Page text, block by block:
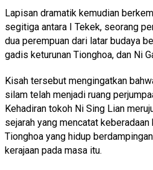
Lapisan dramatik kemudian
segitiga antara I Tekek, seorang
dua perempuan dari latar budaya
gadis keturunan Tionghoa, dan Ni
Kisah tersebut mengingatkan
silam telah menjadi ruang
Kehadiran tokoh Ni Sing Lian
sejarah yang mencatat
Tionghoa yang hidup
kerajaan pada masa itu.